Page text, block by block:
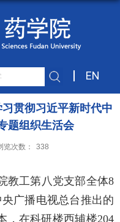
EN
贯彻习近平新时代中
题组织生活会
览次数： 338
教工第八党支部全体8
广播电视总台推出的
，在科研楼西辅楼204